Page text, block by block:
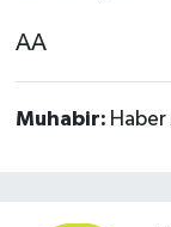
AA
Muhabir: